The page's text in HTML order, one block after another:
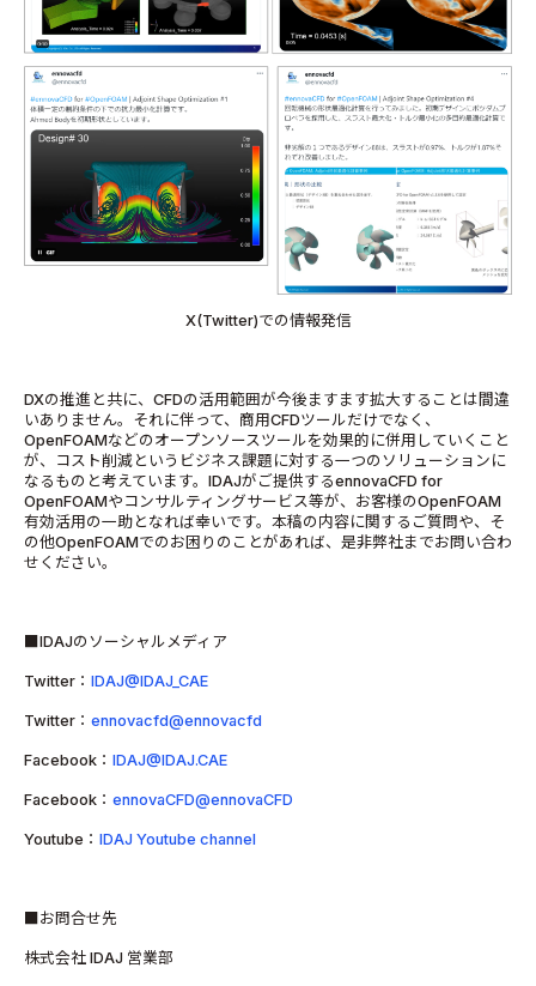
X(Twitter)での情報発信
DXの推進と共に、 CFDの活用範囲が今後ますます拡大することは間違
いありません。それに伴って、商用CFDツールだけでなく、
OpenFOAMなどのオープンソースツールを効果的に併用していくこと
が、コスト削減というビジネス課題に対する一つのソリューションに
なるものと考えています。 IDAJがご提供するennovaCFD for
OpenFOAMやコンサルティングサービス等が、お客様のOpenFOAM
有効活用の一助となれば幸いです。本稿の内容に関するご質問や、そ
の他OpenFOAMでのお困りのことがあれば、是非弊社までお問い合わ
せください。
■IDAJのソーシャルメディア
Twitter： IDAJ@IDAJ_CAE
Twitter： ennovacfd@ennovacfd
Facebook： IDAJ@IDAJ.CAE
Facebook： ennovaCFD@ennovaCFD
Youtube： IDAJ Youtube channel
■お問合せ先
株式会社 IDAJ 営業部